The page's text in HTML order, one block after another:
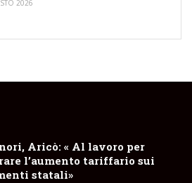
2026
Aricò: « Al lavoro per
l’aumento tariffario sui
statali»